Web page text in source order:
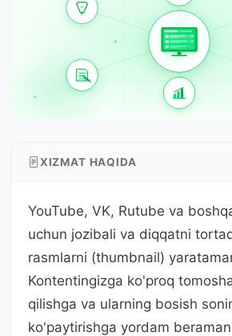
XIZMAT HAQIDA
YouTube, VK, Rutube va
uchun jozibali va diqqatni
rasmlarni (thumbnail)
Kontentingizga ko'proq
qilishga va ularning bosish
ko'paytirishga yordam